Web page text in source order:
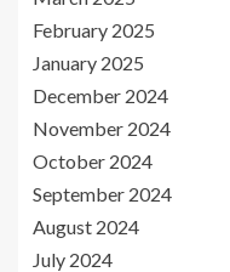
February 2025
January 2025
December 2024
November 2024
October 2024
September 2024
August 2024
July 2024